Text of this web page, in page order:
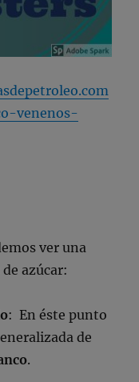
venenos-
ver una
azúcar:
: En éste punto
de
.